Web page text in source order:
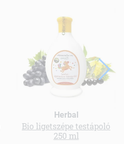
Herbal
Bio ligetszépe testápoló
250 ml